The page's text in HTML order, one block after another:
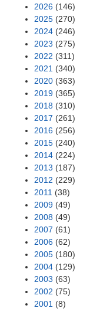
2026 (146)
2025 (270)
2024 (246)
2023 (275)
2022 (311)
2021 (340)
2020 (363)
2019 (365)
2018 (310)
2017 (261)
2016 (256)
2015 (240)
2014 (224)
2013 (187)
2012 (229)
2011 (38)
2009 (49)
2008 (49)
2007 (61)
2006 (62)
2005 (180)
2004 (129)
2003 (63)
2002 (75)
2001 (8)